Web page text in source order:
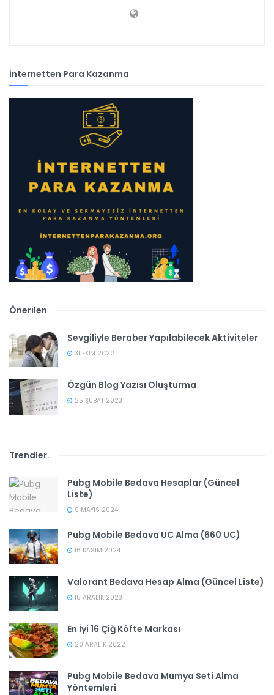
İnternetten Para Kazanma
Önerilen
Sevgiliyle Beraber Yapılabilecek Aktiviteler
31 EKIM 2022
Özgün Blog Yazısı Oluşturma
25 ŞUBAT 2023
Trendler.
Pubg Mobile Bedava Hesaplar (Güncel
Liste)
9 MAYIS 2024
Pubg Mobile Bedava UC Alma (660 UC)
16 KASIM 2024
Valorant Bedava Hesap Alma (Güncel Liste)
15 ARALIK 2023
En İyi 16 Çiğ Köfte Markası
20 ARALIK 2022
Pubg Mobile Bedava Mumya Seti Alma
Yöntemleri